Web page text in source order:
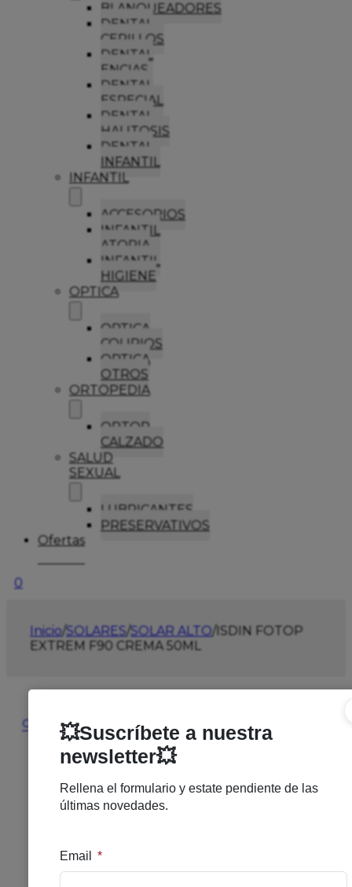
BLANQUEADORES
DENTAL
CEPILLOS
DENTAL
ENCIAS
DENTAL
ESPECIAL
DENTAL
HALITOSIS
DENTAL
INFANTIL
INFANTIL
ACCESORIOS
INFANTIL
ATOPIA
INFANTIL
HIGIENE
OPTICA
OPTICA
COLIRIOS
OPTICA
OTROS
ORTOPEDIA
ORTOP
CALZADO
SALUD
SEXUAL
LUBRICANTES
PRESERVATIVOS
Ofertas
0
Inicio/SOLARES/SOLAR ALTO/ISDIN FOTOP
EXTREM F90 CREMA 50ML
🔍